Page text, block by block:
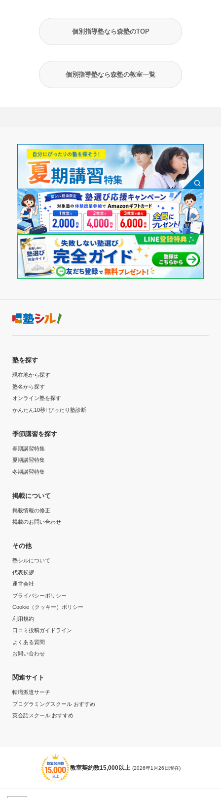
個別指導塾なら森塾のTOP
個別指導塾なら森塾の教室一覧
塾を探す
現在地から探す
塾名から探す
オンライン塾を探す
かんたん10秒! ぴったり塾診断
季節講習を探す
春期講習特集
夏期講習特集
冬期講習特集
掲載について
掲載情報の修正
掲載のお問い合わせ
その他
塾シルについて
代表挨拶
運営会社
プライバシーポリシー
Cookie（クッキー）ポリシー
利用規約
口コミ投稿ガイドライン
よくある質問
お問い合わせ
関連サイト
転職派遣サーチ
プログラミングスクール おすすめ
英会話スクール おすすめ
教室契約数15,000以上 (2026年1月26日現在)